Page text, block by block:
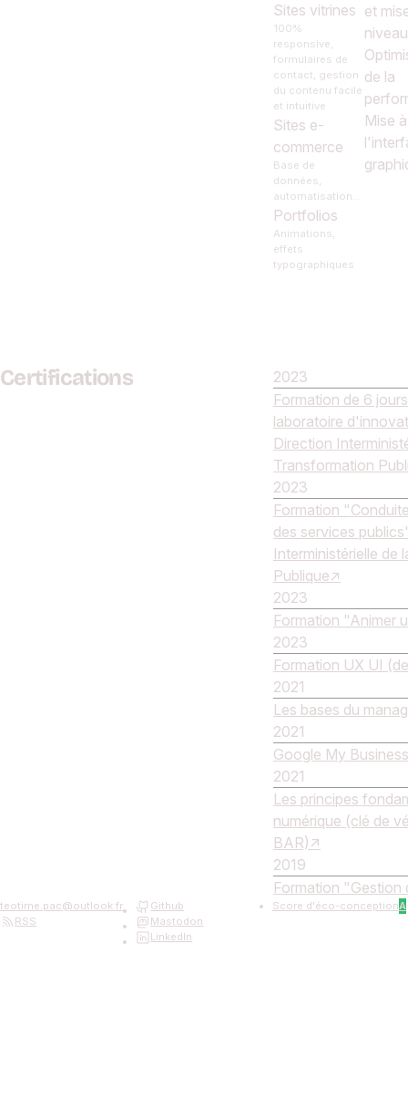
Sites vitrines
100%
responsive,
formulaires de
contact, gestion
du contenu facile
et intuitive
Sites e-
commerce
Base de
données,
automatisation...
Portfolios
Animations,
effets
typographiques
et
niveau
de la
Mise
Certifications
2023
Formation de 6
laboratoire
Direction
Transformation
2023
Formation
des services
Interministérielle de
Publique
2023
Formation "Animer
2023
Formation UX UI
2021
Les bases du
2021
Google My Business
2021
Les principes
numérique (clé de
BAR)
2019
Formation
teotime.pac@outlook.fr
RSS
Github
Mastodon
LinkedIn
Score d'éco-conceptionA